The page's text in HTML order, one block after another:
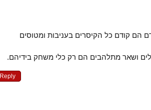
הם קודם כל הקיסרים בעניבות ומטוסים
ושאר מתלהבים הם רק כלי משחק בידיהם.
Reply